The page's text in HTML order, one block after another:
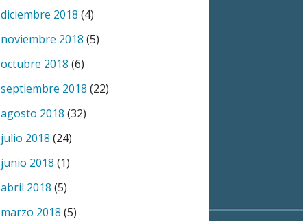
diciembre 2018 (4)
noviembre 2018 (5)
octubre 2018 (6)
septiembre 2018 (22)
agosto 2018 (32)
julio 2018 (24)
junio 2018 (1)
abril 2018 (5)
marzo 2018 (5)